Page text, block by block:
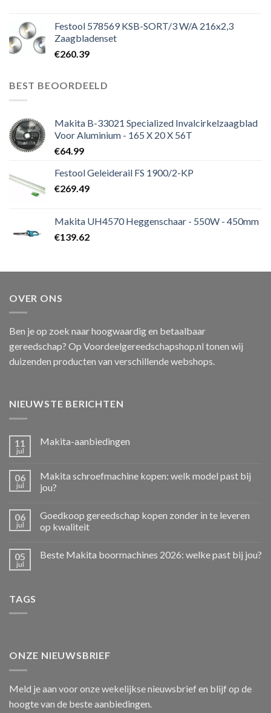
Festool 578569 KSB-SORT/3 W/A 216x2,3
Zaagbladenset
€260.39
BEST BEOORDEELD
Makita B-33021 Specialized Invalcirkelzaagblad
Voor Aluminium - 165 X 20 X 56T
€64.99
Festool Geleiderail FS 1900/2-KP
€269.49
Makita UH4570 Heggenschaar - 550W - 450mm
€139.62
OVER ONS
Ben je op zoek naar hoogwaardig en betaalbaar
gereedschap? Op Voordeelgereedschapshop.nl tonen wij
duizenden producten van verschillende webshops.
NIEUWSTE BERICHTEN
11
jul
Makita-aanbiedingen
06
jul
Makita schroefmachine kopen: welk model past bij
jou?
06
jul
Goedkoop gereedschap kopen zonder in te leveren
op kwaliteit
05
jul
Beste Makita boormachines 2026: welke past bij jou?
TAGS
ONZE NIEUWSBRIEF
Meld je aan voor onze wekelijkse nieuwsbrief en blijf op de
hoogte van de beste aanbiedingen.